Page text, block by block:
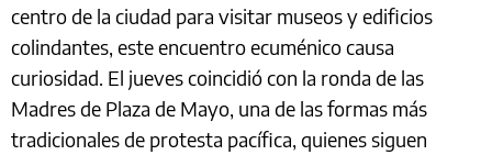
centro de la ciudad para visitar museos y edificios
colindantes, este encuentro ecuménico causa
curiosidad. El jueves coincidió con la ronda de las
Madres de Plaza de Mayo, una de las formas más
tradicionales de protesta pacífica, quienes siguen